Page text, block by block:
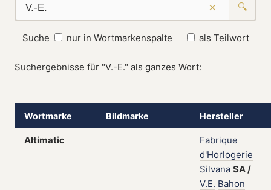
× 🔍
Suche nur in Wortmarkenspalte als Teilwort
Suchergebnisse für "V.-E." als ganzes Wort:
Wortmarke Bildmarke Hersteller
Altimatic
Fabrique
d'Horlogerie
Silvana SA/
V.E. Bahon